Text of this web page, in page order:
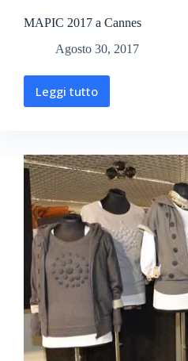
MAPIC 2017 a Cannes
Agosto 30, 2017
Leggi tutto